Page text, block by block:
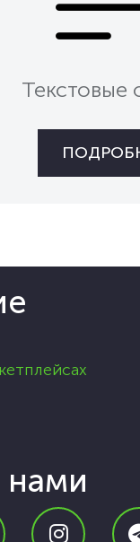
Текстовые
нами